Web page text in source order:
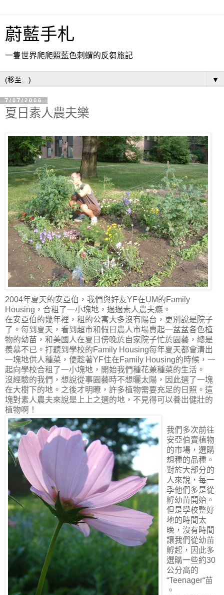
蔚藍手札
一隻世界爬爬照藍色刺蝟的反芻旅記
▼
7/07/2006
夏日素人農夫樂
2004年夏天的安亞伯，我們與好友YF在UM的Family
Housing，合租了一小塊地，過過素人農夫癮。
在安亞伯的幾年裡，租的公寓大多沒有陽台，更別說是院子
了。每到夏天，看到超市和假日農人市場賣起一盆盆各色植
物的幼苗，和美國人在夏日傍晚於自家院子忙於園藝，總是
羨慕不已。打聽到學校的Family Housing每年夏天都會清出
一塊地供人種菜，便趁著YF住在Family Housing的時候，一
起向學校合租了一小塊地，開始我們種花兼種菜的生活。
沒經驗的我們，想說從事園藝時不想曬太陽，因此選了一塊
在大樹下的地。之後才明瞭，許多植物需要充足的日照。這
塊對素人農夫來說是上上之選的地，不見得可以養出健壯的
植物啊！
我們多次前往
安亞伯賣植物
的市場，選購
想種的品種。
對於大部分的
人來說，每一
季他們多是從
孵幼苗開始。
但是學校整好
地的時間太
晚，沒有時間
讓我們從幼苗
孵起，因此多
選購一些約30
公分高的
“Teenager“苗
。